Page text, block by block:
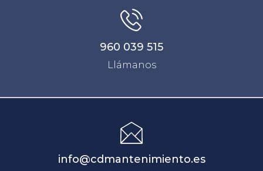
960 039 515
Llámanos
info@cdmantenimiento.es